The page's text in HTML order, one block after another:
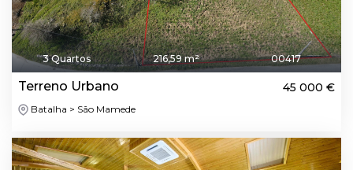
3 Quartos 216,59 m² 00417
Terreno Urbano 45 000 €
Batalha > São Mamede